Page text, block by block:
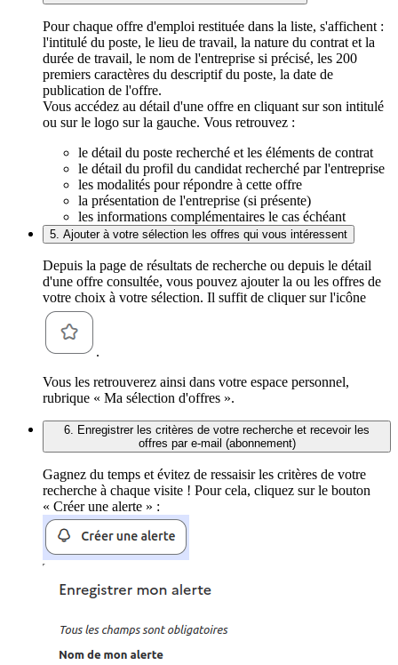
Pour chaque offre d'emploi restituée dans la liste, s'affichent :
l'intitulé du poste, le lieu de travail, la nature du contrat et la
durée de travail, le nom de l'entreprise si précisé, les 200
premiers caractères du descriptif du poste, la date de
publication de l'offre.
Vous accédez au détail d'une offre en cliquant sur son intitulé
ou sur le logo sur la gauche. Vous retrouvez :
le détail du poste recherché et les éléments de contrat
le détail du profil du candidat recherché par l'entreprise
les modalités pour répondre à cette offre
la présentation de l'entreprise (si présente)
les informations complémentaires le cas échéant
5. Ajouter à votre sélection les offres qui vous intéressent
Depuis la page de résultats de recherche ou depuis le détail
d'une offre consultée, vous pouvez ajouter la ou les offres de
votre choix à votre sélection. Il suffit de cliquer sur l'icône
.
Vous les retrouverez ainsi dans votre espace personnel,
rubrique « Ma sélection d'offres ».
6. Enregistrer les critères de votre recherche et recevoir les
offres par e-mail (abonnement)
Gagnez du temps et évitez de ressaisir les critères de votre
recherche à chaque visite ! Pour cela, cliquez sur le bouton
« Créer une alerte » :